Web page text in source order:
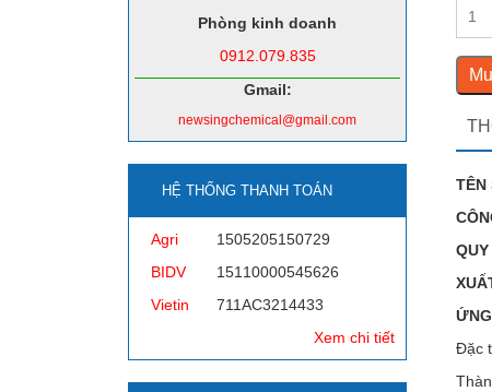
Phòng kinh doanh
0912.079.835
Gmail:
newsingchemical@gmail.com
HỆ THỐNG THANH TOÁN
Agri
1505205150729
BIDV
15110000545626
Vietin
711AC3214433
Xem chi tiết
TÊN
Đặc